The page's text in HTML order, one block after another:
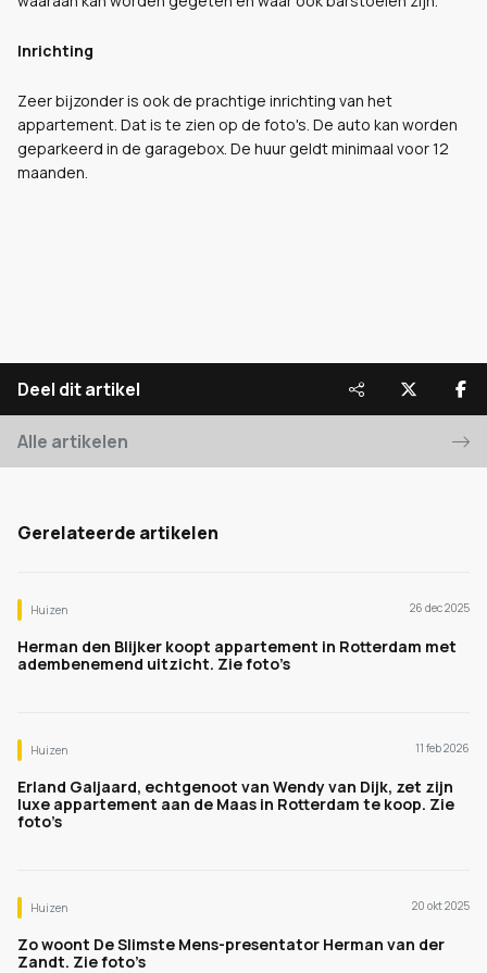
Inrichting
Zeer bijzonder is ook de prachtige inrichting van het
appartement. Dat is te zien op de foto's. De auto kan worden
geparkeerd in de garagebox. De huur geldt minimaal voor 12
maanden.
Deel dit artikel
Alle artikelen
Gerelateerde artikelen
Huizen 26 dec 2025
Herman den Blijker koopt appartement in Rotterdam met
adembenemend uitzicht. Zie foto’s
Huizen 11 feb 2026
Erland Galjaard, echtgenoot van Wendy van Dijk, zet zijn
luxe appartement aan de Maas in Rotterdam te koop. Zie
foto’s
Huizen 20 okt 2025
Zo woont De Slimste Mens-presentator Herman van der
Zandt. Zie foto’s